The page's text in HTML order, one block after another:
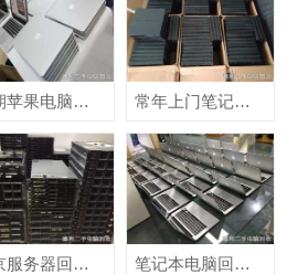
长期苹果电脑回收，专业苹果笔记本回收
北京服务器回收，高价上门回收，现金交易
常年上门笔记本回收，电脑回收快速诚信
笔记本电脑回收，回收电脑，上门高价回收